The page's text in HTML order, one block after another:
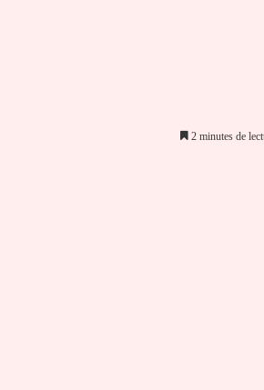
2 minutes de